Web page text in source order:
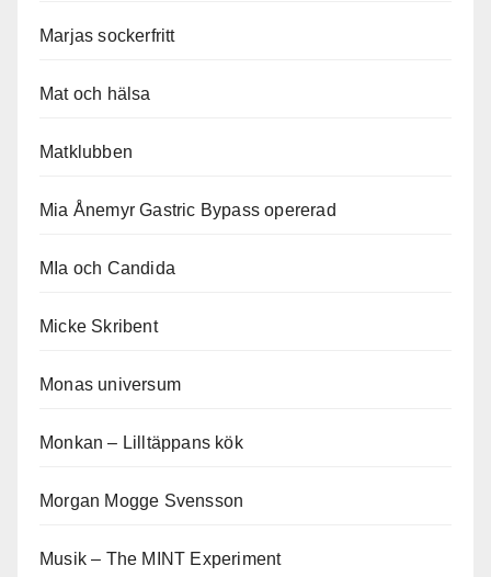
Marjas sockerfritt
Mat och hälsa
Matklubben
Mia Ånemyr Gastric Bypass opererad
MIa och Candida
Micke Skribent
Monas universum
Monkan – Lilltäppans kök
Morgan Mogge Svensson
Musik – The MINT Experiment